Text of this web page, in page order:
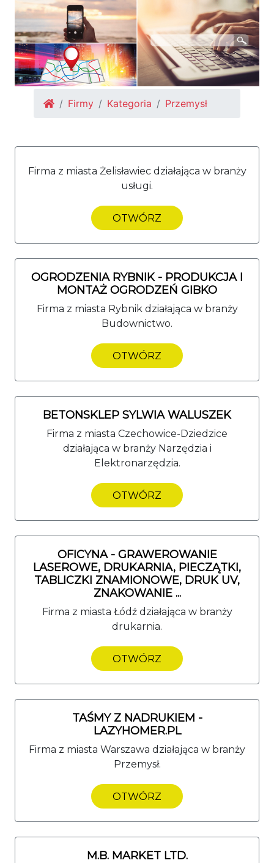
Firmy Kategoria Przemysł
Firma z miasta Żelisławiec działająca w branży
usługi.
OTWÓRZ
OGRODZENIA RYBNIK - PRODUKCJA I
MONTAŻ OGRODZEŃ GIBKO
Firma z miasta Rybnik działająca w branży
Budownictwo.
OTWÓRZ
BETONSKLEP SYLWIA WALUSZEK
Firma z miasta Czechowice-Dziedzice
działająca w branży Narzędzia i
Elektronarzędzia.
OTWÓRZ
OFICYNA - GRAWEROWANIE
LASEROWE, DRUKARNIA, PIECZĄTKI,
TABLICZKI ZNAMIONOWE, DRUK UV,
ZNAKOWANIE ...
Firma z miasta Łódź działająca w branży
drukarnia.
OTWÓRZ
TAŚMY Z NADRUKIEM -
LAZYHOMER.PL
Firma z miasta Warszawa działająca w branży
Przemysł.
OTWÓRZ
M.B. MARKET LTD.